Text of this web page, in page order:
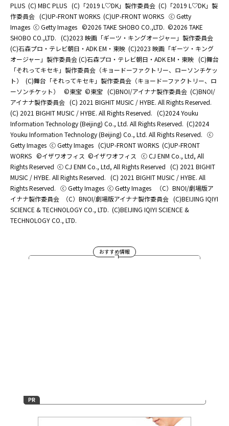
PLUS (C) MBC PLUS (C)「2019 L♡DK」製作委員会 (C)「2019 L♡DK」製
作委員会 (C)UP-FRONT WORKS (C)UP-FRONT WORKS ⓒ Getty
Images ⓒ Getty Images ©2026 TAKE SHOBO CO.,LTD. ©2026 TAKE
SHOBO CO.,LTD. (C)2023 映画「ギーツ・キングオージャー」製作委員会
(C)石森プロ・テレビ朝日・ADK EM・東映 (C)2023 映画「ギーツ・キング
オージャー」製作委員会 (C)石森プロ・テレビ朝日・ADK EM・東映 (C)舞台
「それってキセキ」製作委員会（キョードーファクトリー、ローソンチケッ
ト）
(C)舞台「それってキセキ」製作委員会（キョードーファクトリー、ロ
ーソンチケット）
©東宝 ©東宝 (C)BNOI/アイナナ製作委員会 (C)BNOI/
アイナナ製作委員会 (C) 2021 BIGHIT MUSIC / HYBE. All Rights Reserved.
(C) 2021 BIGHIT MUSIC / HYBE. All Rights Reserved. (C)2024 Youku
Information Technology (Beijing) Co., Ltd. All Rights Reserved. (C)2024
Youku Information Technology (Beijing) Co., Ltd. All Rights Reserved. ⓒ
Getty Images ⓒ Getty Images (C)UP-FRONT WORKS (C)UP-FRONT
WORKS ©イザワオフィス ©イザワオフィス
ⓒ CJ ENM Co., Ltd, All
Rights Reserved ⓒ CJ ENM Co., Ltd, All Rights Reserved (C) 2021 BIGHIT
MUSIC / HYBE. All Rights Reserved. (C) 2021 BIGHIT MUSIC / HYBE. All
Rights Reserved. ⓒ Getty Images ⓒ Getty Images
（C）BNOI/劇場版ア
イナナ製作委員会
（C）BNOI/劇場版アイナナ製作委員会 (C)BEIJING IQIYI
SCIENCE & TECHNOLOGY CO., LTD. (C)BEIJING IQIYI SCIENCE &
TECHNOLOGY CO., LTD.
おすすめ情報